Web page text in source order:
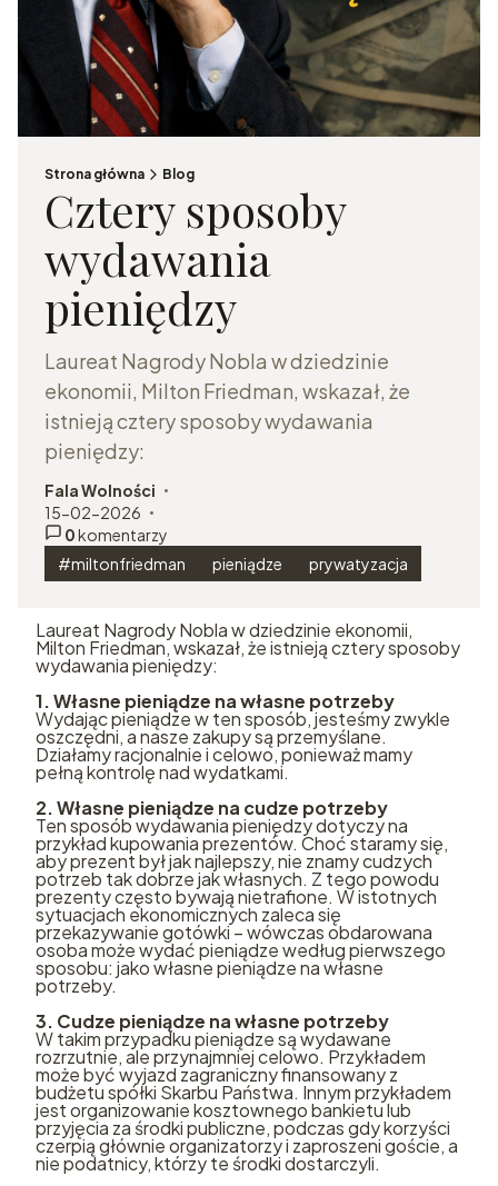
Strona główna Blog
Cztery sposoby
wydawania
pieniędzy
Laureat Nagrody Nobla w dziedzinie
ekonomii, Milton Friedman, wskazał, że
istnieją cztery sposoby wydawania
pieniędzy:
autor:
Fala Wolności
dodano:
15-02-2026
0komentarzy
w kategorii
#miltonfriedman pieniądze prywatyzacja
Laureat Nagrody Nobla w dziedzinie ekonomii,
Milton Friedman, wskazał, że istnieją cztery sposoby
wydawania pieniędzy:
1. Własne pieniądze na własne potrzeby
Wydając pieniądze w ten sposób, jesteśmy zwykle
oszczędni, a nasze zakupy są przemyślane.
Działamy racjonalnie i celowo, ponieważ mamy
pełną kontrolę nad wydatkami.
2. Własne pieniądze na cudze potrzeby
Ten sposób wydawania pieniędzy dotyczy na
przykład kupowania prezentów. Choć staramy się,
aby prezent był jak najlepszy, nie znamy cudzych
potrzeb tak dobrze jak własnych. Z tego powodu
prezenty często bywają nietrafione. W istotnych
sytuacjach ekonomicznych zaleca się
przekazywanie gotówki – wówczas obdarowana
osoba może wydać pieniądze według pierwszego
sposobu: jako własne pieniądze na własne
potrzeby.
3. Cudze pieniądze na własne potrzeby
W takim przypadku pieniądze są wydawane
rozrzutnie, ale przynajmniej celowo. Przykładem
może być wyjazd zagraniczny finansowany z
budżetu spółki Skarbu Państwa. Innym przykładem
jest organizowanie kosztownego bankietu lub
przyjęcia za środki publiczne, podczas gdy korzyści
czerpią głównie organizatorzy i zaproszeni goście, a
nie podatnicy, którzy te środki dostarczyli.